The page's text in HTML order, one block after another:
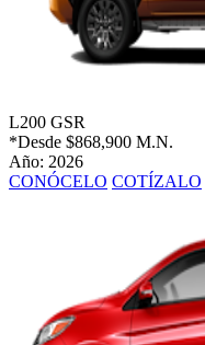
L200 GSR
*Desde $868,900 M.N.
Año: 2026
CONÓCELO COTÍZALO